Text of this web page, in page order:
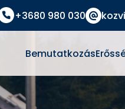
+3680 980 030
Bemutatkozás